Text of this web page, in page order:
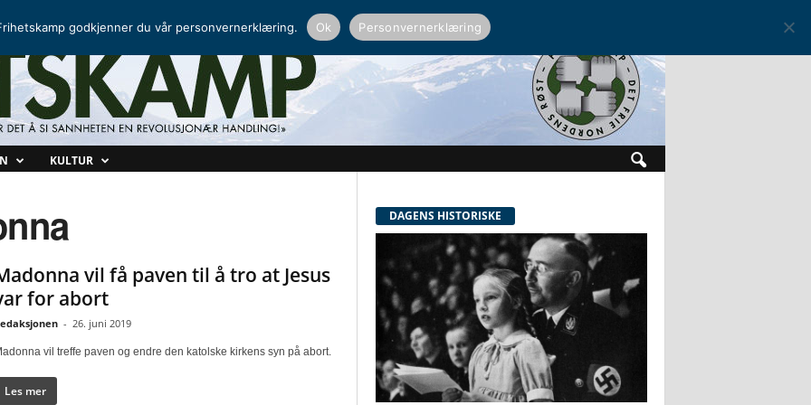
KULTUR
vil få paven til å tro at Jesus
for abort
- 26. juni 2019
vil treffe paven og endre den katolske kirkens syn på abort.
Les mer
DAGENS HISTORISKE
godkjenner du vår personvernerklæring. Ok Personvernerklæring